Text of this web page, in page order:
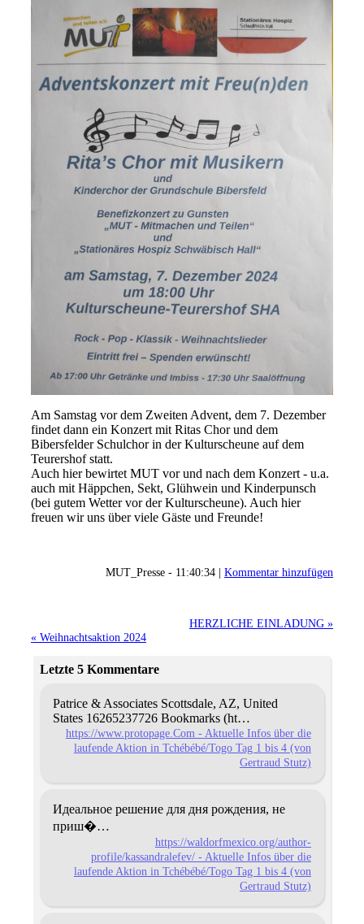
Am Samstag vor dem Zweiten Advent, dem 7. Dezember
findet dann ein Konzert mit Ritas Chor und dem
Bibersfelder Schulchor in der Kulturscheune auf dem
Teurershof statt.
Auch hier bewirtet MUT vor und nach dem Konzert - u.a.
auch mit Häppchen, Sekt, Glühwein und Kinderpunsch
(bei gutem Wetter vor der Kulturscheune). Auch hier
freuen wir uns über viele Gäste und Freunde!
MUT_Presse - 11:40:34 |Kommentar hinzufügen
HERZLICHE EINLADUNG »
« Weihnachtsaktion 2024
Letzte 5 Kommentare
Patrice & Associates Scottsdale, AZ, United
States 16265237726 Bookmarks (ht…
https://www.protopage.Com - Aktuelle Infos über die
laufende Aktion in Tchébébé/Togo Tag 1 bis 4 (von
Gertraud Stutz)
Идеальное решение для дня рождения, не
приш�…
https://waldorfmexico.org/author-
profile/kassandralefev/ - Aktuelle Infos über die
laufende Aktion in Tchébébé/Togo Tag 1 bis 4 (von
Gertraud Stutz)